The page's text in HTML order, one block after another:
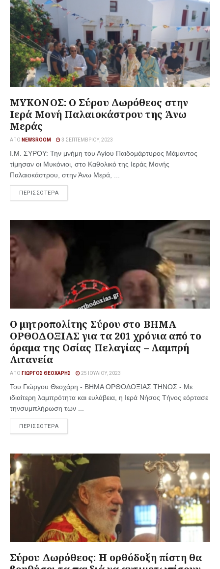
ΜΥΚΟΝΟΣ: Ο Σύρου Δωρόθεος στην
Ιερά Μονή Παλαιοκάστρου της Άνω
Μεράς
ΑΠΌ NEWSROOM 3 ΣΕΠΤΕΜΒΡΊΟΥ, 2023
Ι.Μ. ΣΥΡΟΥ: Την μνήμη του Αγίου Παιδομάρτυρος Μάμαντος
τίμησαν οι Μυκόνιοι, στο Καθολικό της Ιεράς Μονής
Παλαιοκάστρου, στην Άνω Μερά, ...
ΠΕΡΙΣΣΟΤΕΡΑ
Ο μητροπολίτης Σύρου στο ΒΗΜΑ
ΟΡΘΟΔΟΞΙΑΣ για τα 201 χρόνια από το
όραμα της Οσίας Πελαγίας – Λαμπρή
Λιτανεία
ΑΠΌ ΓΙΏΡΓΟΣ ΘΕΟΧΆΡΗΣ 25 ΙΟΥΛΊΟΥ, 2023
Του Γιώργου Θεοχάρη - ΒΗΜΑ ΟΡΘΟΔΟΞΙΑΣ ΤΗΝΟΣ - Με
ιδιαίτερη λαμπρότητα και ευλάβεια, η Ιερά Νήσος Τήνος εόρτασε
τηνσυμπλήρωση των ...
ΠΕΡΙΣΣΟΤΕΡΑ
Σύρου Δωρόθεος: Η ορθόδοξη πίστη θα